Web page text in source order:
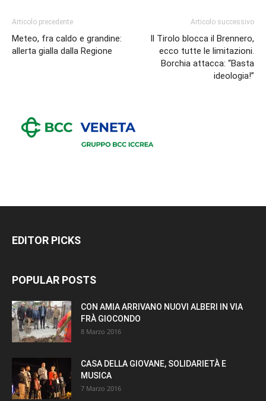
Articolo precedente
Meteo, fra caldo e grandine:
allerta gialla dalla Regione
Articolo successivo
Il Tirolo blocca il Brennero,
ecco tutte le limitazioni.
Borchia attacca: “Basta
ideologia!”
EDITOR PICKS
POPULAR POSTS
CON AMIA ARRIVANO NUOVI ALBERI IN VIA
FRÀ GIOCONDO
8 Marzo 2016
CASA DELLA GIOVANE, SOLIDARIETÀ E
MUSICA
7 Marzo 2016